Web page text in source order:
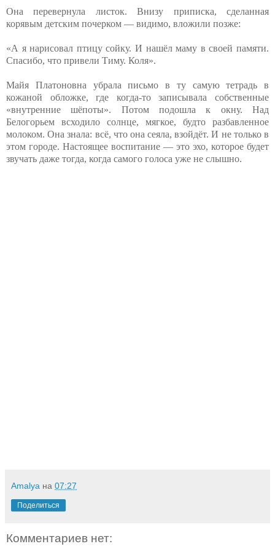
Она перевернула листок. Внизу приписка, сделанная
корявым детским почерком — видимо, вложили позже:
«А я нарисовал птицу сойку. И нашёл маму в своей памяти.
Спасибо, что привели Тиму. Коля».
Майя Платоновна убрала письмо в ту самую тетрадь в
кожаной обложке, где когда-то записывала собственные
«внутренние шёпоты». Потом подошла к окну. Над
Белогорьем всходило солнце, мягкое, будто разбавленное
молоком. Она знала: всё, что она сеяла, взойдёт. И не только в
этом городе. Настоящее воспитание — это эхо, которое будет
звучать даже тогда, когда самого голоса уже не слышно.
Amalya на 07:27
Поделиться
Комментариев нет: